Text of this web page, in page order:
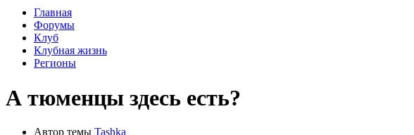
Главная
Форумы
Клуб
Клубная жизнь
Регионы
А тюменцы здесь есть?
Автор темы Tashka